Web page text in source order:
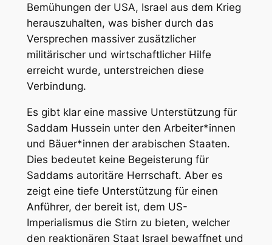
Bemühungen der USA, Israel aus dem Krieg
herauszuhalten, was bisher durch das
Versprechen massiver zusätzlicher
militärischer und wirtschaftlicher Hilfe
erreicht wurde, unterstreichen diese
Verbindung.
Es gibt klar eine massive Unterstützung für
Saddam Hussein unter den Arbeiter*innen
und Bäuer*innen der arabischen Staaten.
Dies bedeutet keine Begeisterung für
Saddams autoritäre Herrschaft. Aber es
zeigt eine tiefe Unterstützung für einen
Anführer, der bereit ist, dem US-
Imperialismus die Stirn zu bieten, welcher
den reaktionären Staat Israel bewaffnet und